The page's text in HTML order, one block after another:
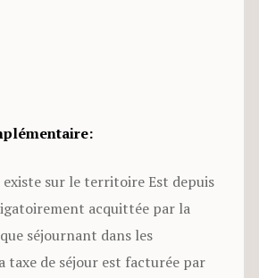
existe sur le territoire Est depuis
acquittée par la
séjournant dans les
taxe de séjour est facturée par